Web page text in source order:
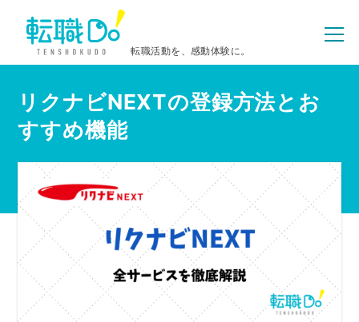
転職活動を、感動体験に。
リクナビNEXTの登録方法とお
すすめ機能